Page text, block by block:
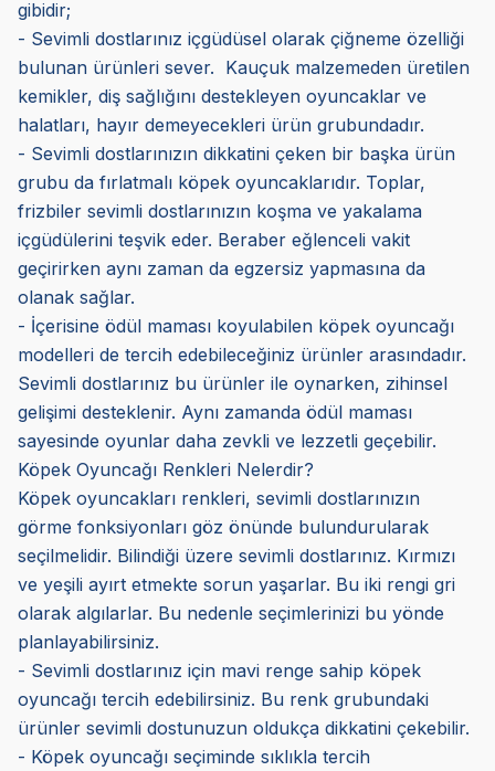
gibidir;
- Sevimli dostlarınız içgüdüsel olarak çiğneme özelliği
bulunan ürünleri sever. Kauçuk malzemeden üretilen
kemikler, diş sağlığını destekleyen oyuncaklar ve
halatları, hayır demeyecekleri ürün grubundadır.
- Sevimli dostlarınızın dikkatini çeken bir başka ürün
grubu da fırlatmalı köpek oyuncaklarıdır. Toplar,
frizbiler sevimli dostlarınızın koşma ve yakalama
içgüdülerini teşvik eder. Beraber eğlenceli vakit
geçirirken aynı zaman da egzersiz yapmasına da
olanak sağlar.
- İçerisine ödül maması koyulabilen köpek oyuncağı
modelleri de tercih edebileceğiniz ürünler arasındadır.
Sevimli dostlarınız bu ürünler ile oynarken, zihinsel
gelişimi desteklenir. Aynı zamanda ödül maması
sayesinde oyunlar daha zevkli ve lezzetli geçebilir.
Köpek Oyuncağı Renkleri Nelerdir?
Köpek oyuncakları renkleri, sevimli dostlarınızın
görme fonksiyonları göz önünde bulundurularak
seçilmelidir. Bilindiği üzere sevimli dostlarınız. Kırmızı
ve yeşili ayırt etmekte sorun yaşarlar. Bu iki rengi gri
olarak algılarlar. Bu nedenle seçimlerinizi bu yönde
planlayabilirsiniz.
- Sevimli dostlarınız için mavi renge sahip köpek
oyuncağı tercih edebilirsiniz. Bu renk grubundaki
ürünler sevimli dostunuzun oldukça dikkatini çekebilir.
- Köpek oyuncağı seçiminde sıklıkla tercih